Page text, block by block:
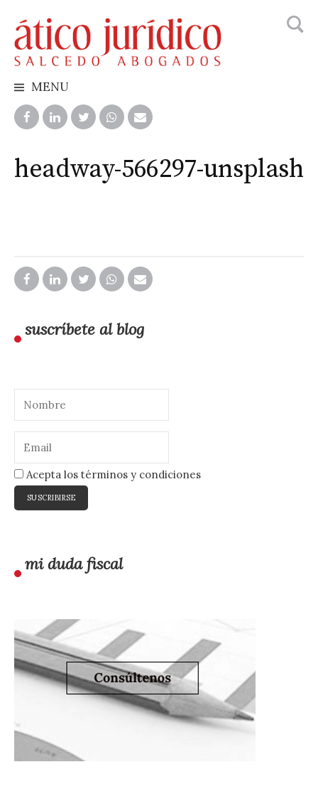
to
content
MENU
headway-566297-unsplash
suscríbete al blog
Acepta los términos y condiciones
mi duda fiscal